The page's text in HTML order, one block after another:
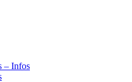
– Infos